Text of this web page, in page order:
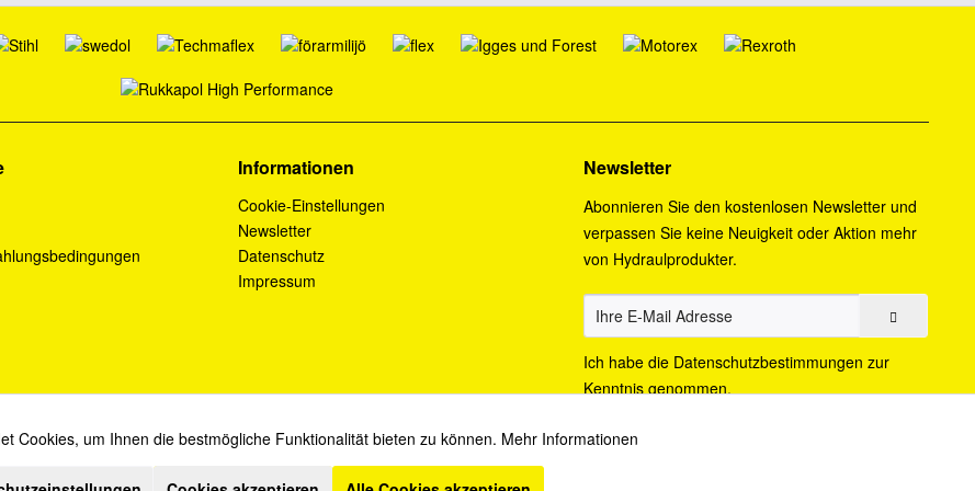
Informationen
Cookie-Einstellungen
Newsletter
Datenschutz
Impressum
Newsletter
Abonnieren Sie den kostenlosen Newsletter und
verpassen Sie keine Neuigkeit oder Aktion mehr
von Hydraulprodukter.
Ich habe die Datenschutzbestimmungen zur
Kenntnis genommen.
Cookies, um Ihnen die bestmögliche Funktionalität bieten zu können. Mehr Informationen